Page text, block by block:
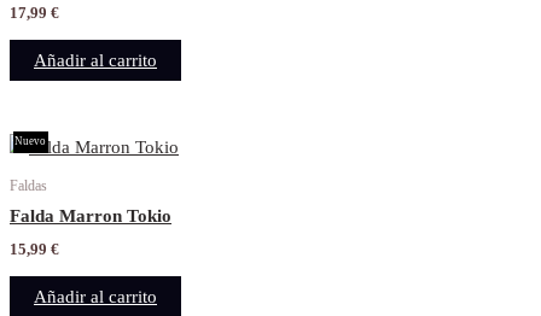
17,99 €
Añadir al carrito
Nuevo
Faldas
Falda Marron Tokio
15,99 €
Añadir al carrito